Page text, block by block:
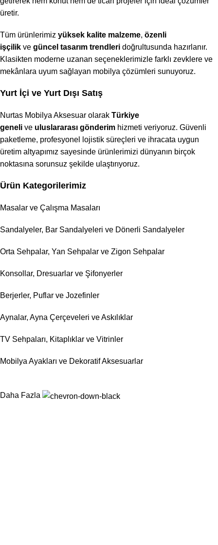
üretir.
Tüm ürünlerimiz yüksek kalite malzeme, özenli
işçilik ve güncel tasarım trendleri doğrultusunda hazırlanır.
Klasikten moderne uzanan seçeneklerimizle farklı zevklere ve
mekânlara uyum sağlayan mobilya çözümleri sunuyoruz.
Yurt İçi ve Yurt Dışı Satış
Nurtas Mobilya Aksesuar olarak Türkiye
geneli ve uluslararası gönderim hizmeti veriyoruz. Güvenli
paketleme, profesyonel lojistik süreçleri ve ihracata uygun
üretim altyapımız sayesinde ürünlerimizi dünyanın birçok
noktasına sorunsuz şekilde ulaştırıyoruz.
Ürün Kategorilerimiz
Masalar ve Çalışma Masaları
Sandalyeler, Bar Sandalyeleri ve Dönerli Sandalyeler
Orta Sehpalar, Yan Sehpalar ve Zigon Sehpalar
Konsollar, Dresuarlar ve Şifonyerler
Berjerler, Puflar ve Jozefinler
Aynalar, Ayna Çerçeveleri ve Askılıklar
TV Sehpaları, Kitaplıklar ve Vitrinler
Mobilya Ayakları ve Dekoratif Aksesuarlar
Daha Fazla